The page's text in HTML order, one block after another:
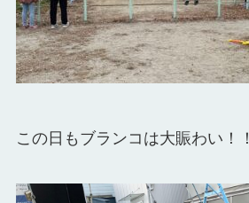
この日もブランコは大賑わい！！